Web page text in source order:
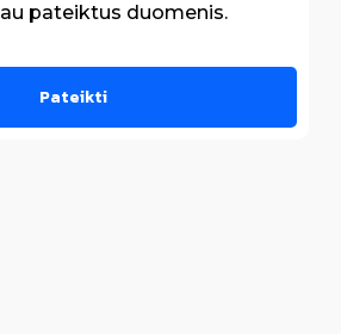
pateiktus duomenis.